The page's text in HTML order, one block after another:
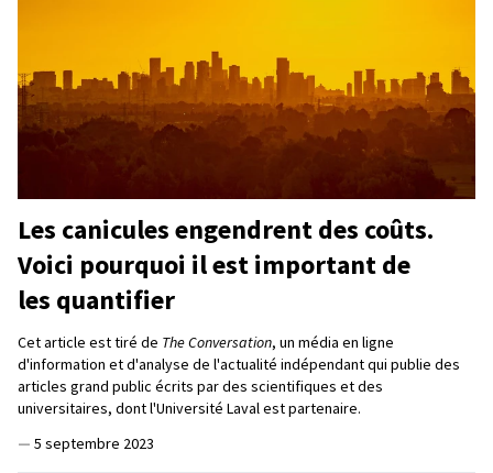
Les canicules engendrent des coûts.
Voici pourquoi il est important de
les quantifier
Cet article est tiré de The Conversation, un média en ligne
d'information et d'analyse de l'actualité indépendant qui publie des
articles grand public écrits par des scientifiques et des
universitaires, dont l'Université Laval est partenaire.
— 5 septembre 2023